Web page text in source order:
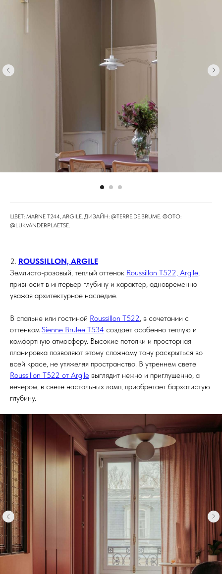
ЦВЕТ: MARNE T244, ARGILE. ДИЗАЙН: @TERRE.DE.BRUME⁠. ФОТО:
@LUKVANDERPLAETSE⁠.
2. ROUSSILLON, ARGILE
Землисто-розовый, теплый оттенок Roussillon T522, Argile,
привносит в интерьер глубину и характер, одновременно
уважая архитектурное наследие.
В спальне или гостиной Roussillon T522, в сочетании с
оттенком Sienne Brulee T534 создает особенно теплую и
комфортную атмосферу. Высокие потолки и просторная
планировка позволяют этому сложному тону раскрыться во
всей красе, не утяжеляя пространство. В утреннем свете
Roussillon T522 от Argile выглядит нежно и приглушенно, а
вечером, в свете настольных ламп, приобретает бархатистую
глубину.